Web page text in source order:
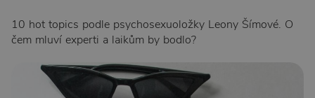
10 hot topics podle psychosexuoložky Leony Šímové. O
čem mluví experti a laikům by bodlo?